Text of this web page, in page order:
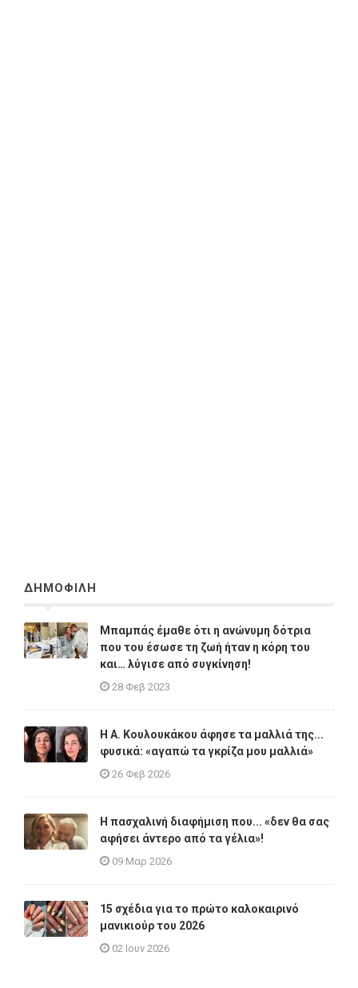
ΔΗΜΟΦΙΛΗ
Μπαμπάς έμαθε ότι η ανώνυμη δότρια
που του έσωσε τη ζωή ήταν η κόρη του
και… λύγισε από συγκίνηση!
28 Φεβ 2023
Η A. Κουλουκάκου άφησε τα μαλλιά της...
φυσικά: «αγαπώ τα γκρίζα μου μαλλιά»
26 Φεβ 2026
Η πασχαλινή διαφήμιση που... «δεν θα σας
αφήσει άντερο από τα γέλια»!
09 Μαρ 2026
15 σχέδια για το πρώτο καλοκαιρινό
μανικιούρ του 2026
02 Ιουν 2026